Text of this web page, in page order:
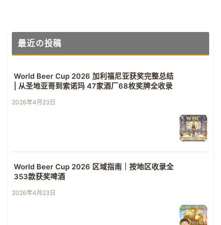
最近の投稿
World Beer Cup 2026 加利福尼亚获奖完整总结
| 从圣地亚哥到索诺玛 47家酒厂68枚奖牌全收录
2026年4月23日
World Beer Cup 2026 区域指南｜按地区收录全
353款获奖啤酒
2026年4月23日